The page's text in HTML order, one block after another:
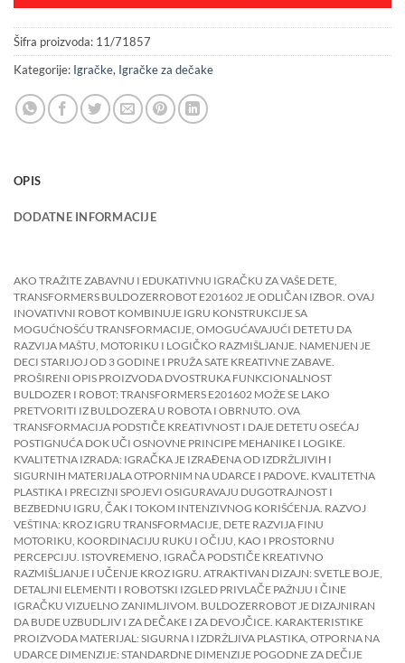
Šifra proizvoda: 11/71857
Kategorije: Igračke, Igračke za dečake
OPIS
DODATNE INFORMACIJE
AKO TRAŽITE ZABAVNU I EDUKATIVNU IGRAČKU ZA VAŠE DETE,
TRANSFORMERS BULDOZERROBOT E201602 JE ODLIČAN IZBOR. OVAJ
INOVATIVNI ROBOT KOMBINUJE IGRU KONSTRUKCIJE SA
MOGUĆNOŠĆU TRANSFORMACIJE, OMOGUĆAVAJUĆI DETETU DA
RAZVIJA MAŠTU, MOTORIKU I LOGIČKO RAZMIŠLJANJE. NAMENJEN JE
DECI STARIJOJ OD 3 GODINE I PRUŽA SATE KREATIVNE ZABAVE.
PROŠIRENI OPIS PROIZVODA DVOSTRUKA FUNKCIONALNOST
BULDOZER I ROBOT: TRANSFORMERS E201602 MOŽE SE LAKO
PRETVORITI IZ BULDOZERA U ROBOTA I OBRNUTO. OVA
TRANSFORMACIJA PODSTIČE KREATIVNOST I DAJE DETETU OSEĆAJ
POSTIGNUĆA DOK UČI OSNOVNE PRINCIPE MEHANIKE I LOGIKE.
KVALITETNA IZRADA: IGRAČKA JE IZRAĐENA OD IZDRŽLJIVIH I
SIGURNIH MATERIJALA OTPORNIM NA UDARCE I PADOVE. KVALITETNA
PLASTIKA I PRECIZNI SPOJEVI OSIGURAVAJU DUGOTRAJNOST I
BEZBEDNU IGRU, ČAK I TOKOM INTENZIVNOG KORIŠĆENJA. RAZVOJ
VEŠTINA: KROZ IGRU TRANSFORMACIJE, DETE RAZVIJA FINU
MOTORIKU, KOORDINACIJU RUKU I OČIJU, KAO I PROSTORNU
PERCEPCIJU. ISTOVREMENO, IGRAČA PODSTIČE KREATIVNO
RAZMIŠLJANJE I UČENJE KROZ IGRU. ATRAKTIVAN DIZAJN: SVETLE BOJE,
DETALJNI ELEMENTI I ROBOTSKI IZGLED PRIVLAČE PAŽNJU I ČINE
IGRAČKU VIZUELNO ZANIMLJIVOM. BULDOZERROBOT JE DIZAJNIRAN
DA BUDE UZBUDLJIV I ZA DEČAKE I ZA DEVOJČICE. KARAKTERISTIKE
PROIZVODA MATERIJAL: SIGURNA I IZDRŽLJIVA PLASTIKA, OTPORNA NA
UDARCE DIMENZIJE: STANDARDNE DIMENZIJE POGODNE ZA DEČIJE